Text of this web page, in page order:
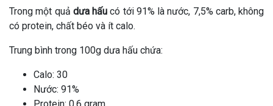
Trong một quả dưa hấu có tới 91% là nước, 7,5% carb, không
có protein, chất béo và ít calo.
Trung bình trong 100g dưa hấu chứa:
Calo: 30
Nước: 91%